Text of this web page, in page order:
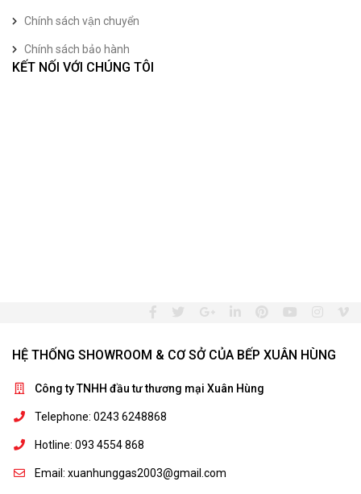
Chính sách vận chuyển
Chính sách bảo hành
KẾT NỐI VỚI CHÚNG TÔI
HỆ THỐNG SHOWROOM & CƠ SỞ CỦA BẾP XUÂN HÙNG
Công ty TNHH đầu tư thương mại Xuân Hùng
Telephone: 0243 6248868
Hotline: 093 4554 868
Email: xuanhunggas2003@gmail.com